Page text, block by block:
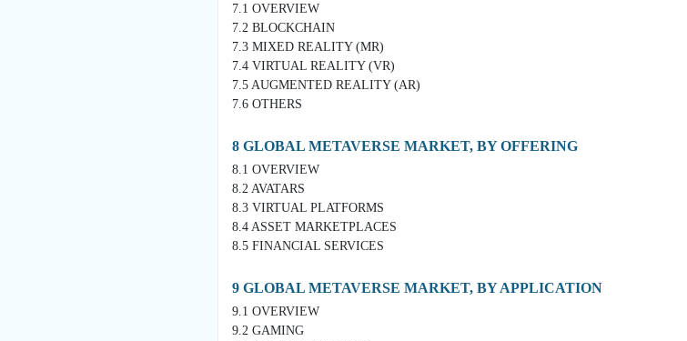
7.1 OVERVIEW
7.2 BLOCKCHAIN
7.3 MIXED REALITY (MR)
7.4 VIRTUAL REALITY (VR)
7.5 AUGMENTED REALITY (AR)
7.6 OTHERS
8 GLOBAL METAVERSE MARKET, BY OFFERING
8.1 OVERVIEW
8.2 AVATARS
8.3 VIRTUAL PLATFORMS
8.4 ASSET MARKETPLACES
8.5 FINANCIAL SERVICES
9 GLOBAL METAVERSE MARKET, BY APPLICATION
9.1 OVERVIEW
9.2 GAMING